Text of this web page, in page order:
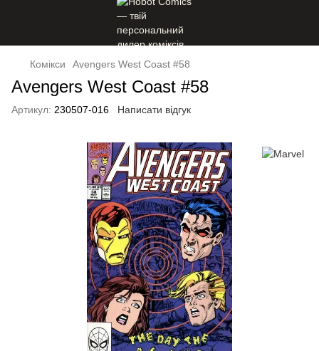
Комікси Avengers West Coast #58
Avengers West Coast #58
Артикул: 230507-016 Написати відгук